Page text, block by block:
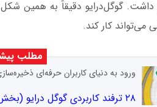
گوگل‌درایو دقیقاً به همین
می‌تواند کار کند.
مطلب
ورود به دنیای کاربران حرفه‌ای
۲۸ ترفند کاربردی گوگل‌ درایو (بخش اول)